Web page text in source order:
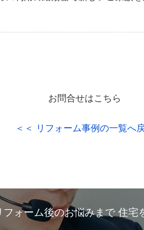
お問合せはこちら
＜＜ リフォーム事例の一覧へ
フォーム後のお悩みまで 住宅